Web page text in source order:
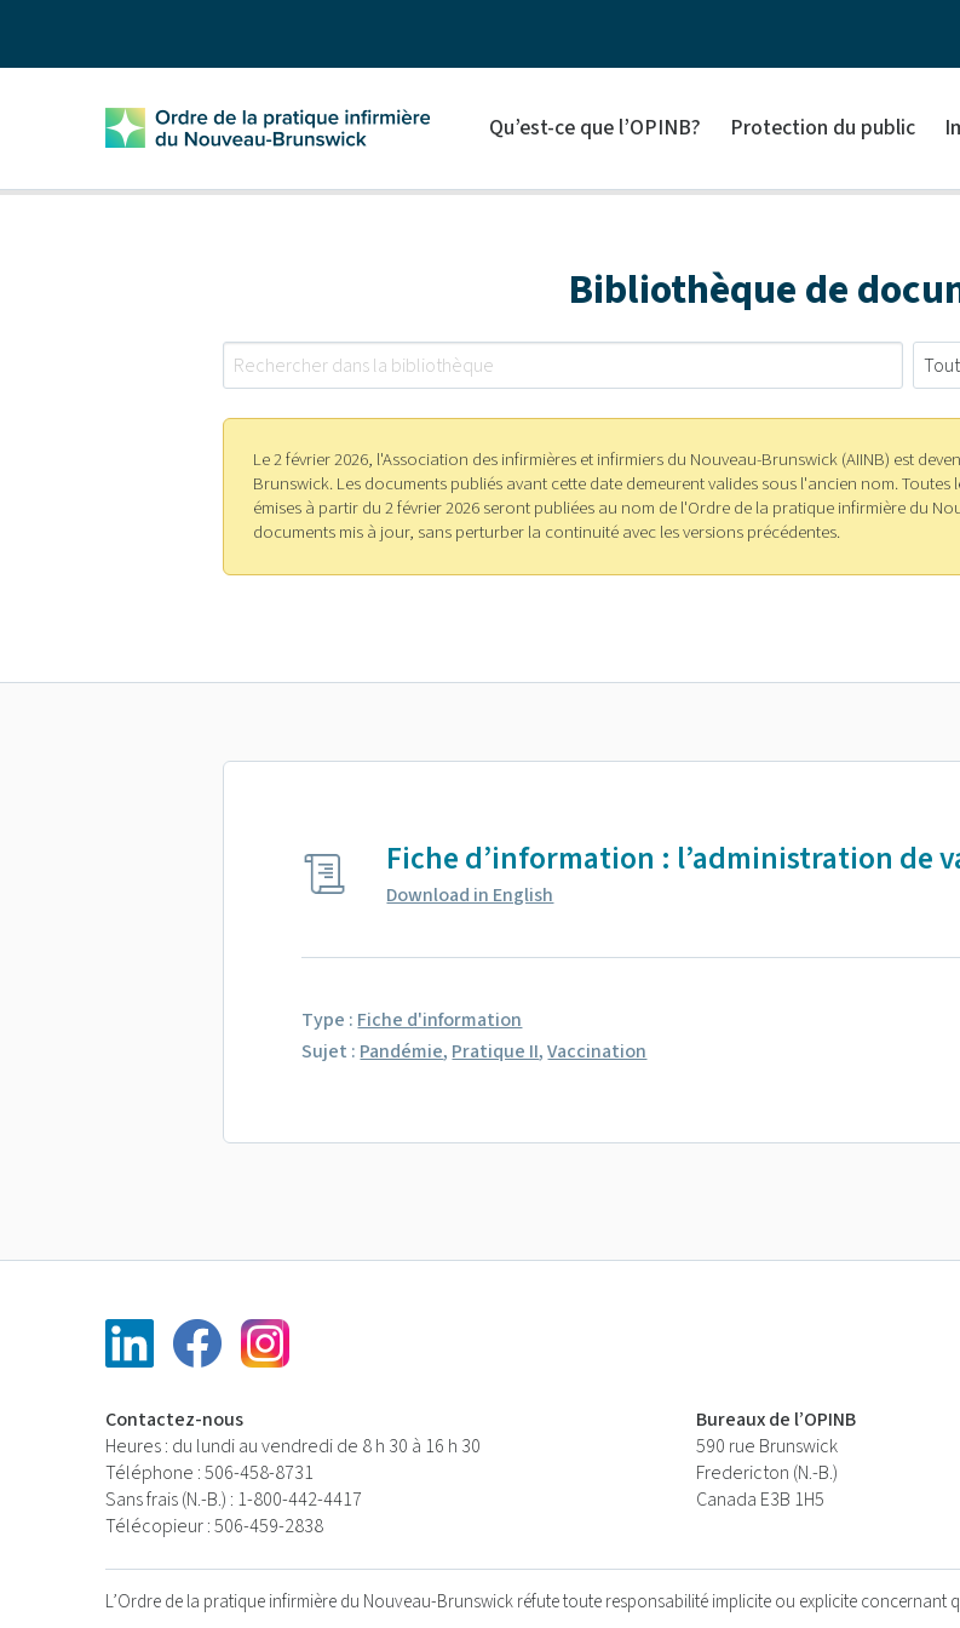
Qu’est-ce que l’OPINB? Protection du public
Bibliothèque de
Le 2 février 2026, l'Association des infirmières et infirmiers du Nouveau-Brunswick (AIINB) est
Brunswick. Les documents publiés avant cette date demeurent valides sous l'ancien nom.
émises à partir du 2 février 2026 seront publiées au nom de l'Ordre de la pratique infirmière du
documents mis à jour, sans perturber la continuité avec les versions précédentes.
Fiche d’information : l’administration de
Download in English
Type : Fiche d'information
Sujet : Pandémie, Pratique II,Vaccination
Contactez-nous
Heures : du lundi au vendredi de 8 h 30 à 16 h 30
Téléphone : 506-458-8731
Sans frais (N.-B.) : 1-800-442-4417
Télécopieur : 506-459-2838
Bureaux de l’OPINB
590 rue Brunswick
Fredericton (N.-B.)
Canada E3B 1H5
L’Ordre de la pratique infirmière du Nouveau-Brunswick réfute toute responsabilité implicite ou explicite concernant